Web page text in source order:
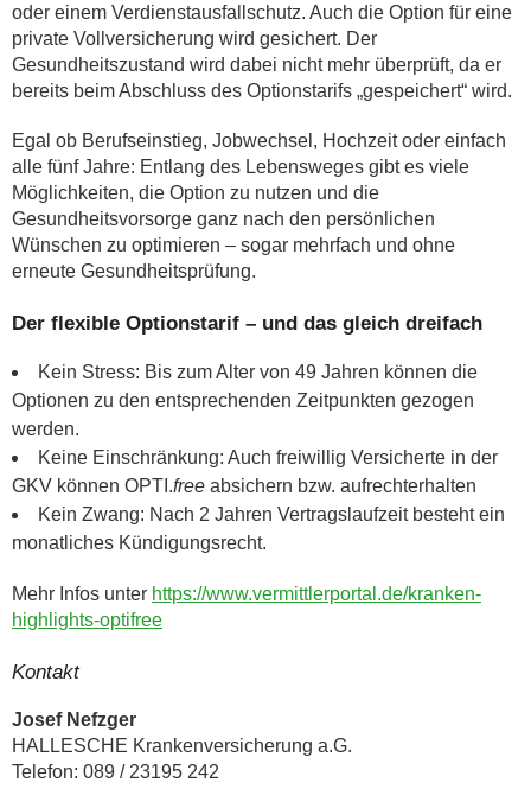
oder einem Verdienstausfallschutz. Auch die Option für eine
private Vollversicherung wird gesichert. Der
Gesundheitszustand wird dabei nicht mehr überprüft, da er
bereits beim Abschluss des Optionstarifs „gespeichert“ wird.
Egal ob Berufseinstieg, Jobwechsel, Hochzeit oder einfach
alle fünf Jahre: Entlang des Lebensweges gibt es viele
Möglichkeiten, die Option zu nutzen und die
Gesundheitsvorsorge ganz nach den persönlichen
Wünschen zu optimieren – sogar mehrfach und ohne
erneute Gesundheitsprüfung.
Der flexible Optionstarif – und das gleich dreifach
Kein Stress: Bis zum Alter von 49 Jahren können die
Optionen zu den entsprechenden Zeitpunkten gezogen
werden.
Keine Einschränkung: Auch freiwillig Versicherte in der
GKV können OPTI.free absichern bzw. aufrechterhalten
Kein Zwang: Nach 2 Jahren Vertragslaufzeit besteht ein
monatliches Kündigungsrecht.
Mehr Infos unter https://www.vermittlerportal.de/kranken-
highlights-optifree
Kontakt
Josef Nefzger
HALLESCHE Krankenversicherung a.G.
Telefon: 089 / 23195 242